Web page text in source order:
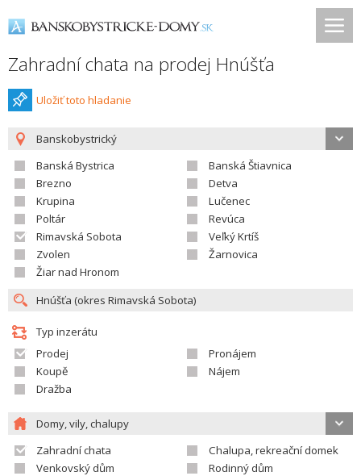
Zahradní chata na prodej Hnúšťa
Uložiť toto hladanie
Banskobystrický
Banská Bystrica
Banská Štiavnica
Brezno
Detva
Krupina
Lučenec
Poltár
Revúca
Rimavská Sobota
Veľký Krtíš
Zvolen
Žarnovica
Žiar nad Hronom
Typ inzerátu
Prodej
Pronájem
Koupě
Nájem
Dražba
Domy, vily, chalupy
Zahradní chata
Chalupa, rekreační domek
Venkovský dům
Rodinný dům